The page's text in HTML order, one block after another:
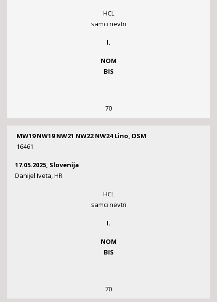
HCL
samci nevtri
I.
NOM
BIS
70
MW19 NW19 NW21 NW22 NW24 Lino, DSM
16461
17.05.2025, Slovenija
Danijel Iveta, HR
HCL
samci nevtri
I.
NOM
BIS
70